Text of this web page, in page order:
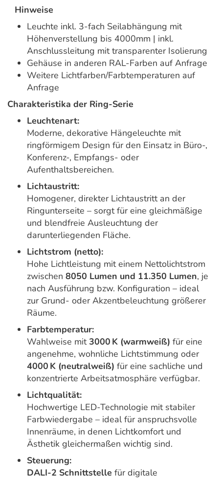
Hinweise
Leuchte inkl. 3-fach Seilabhängung mit
Höhenverstellung bis 4000mm | inkl.
Anschlussleitung mit transparenter Isolierung
Gehäuse in anderen RAL-Farben auf Anfrage
Weitere Lichtfarben/Farbtemperaturen auf
Anfrage
Charakteristika der Ring-Serie
Leuchtenart:
Moderne, dekorative Hängeleuchte mit
ringförmigem Design für den Einsatz in Büro-,
Konferenz-, Empfangs- oder
Aufenthaltsbereichen.
Lichtaustritt:
Homogener, direkter Lichtaustritt an der
Ringunterseite – sorgt für eine gleichmäßige
und blendfreie Ausleuchtung der
darunterliegenden Fläche.
Lichtstrom (netto):
Hohe Lichtleistung mit einem Nettolichtstrom
zwischen 8050 Lumen und 11.350 Lumen, je
nach Ausführung bzw. Konfiguration – ideal
zur Grund- oder Akzentbeleuchtung größerer
Räume.
Farbtemperatur:
Wahlweise mit3000 K (warmweiß) für eine
angenehme, wohnliche Lichtstimmung oder
4000 K (neutralweiß) für eine sachliche und
konzentrierte Arbeitsatmosphäre verfügbar.
Lichtqualität:
Hochwertige LED-Technologie mit stabiler
Farbwiedergabe – ideal für anspruchsvolle
Innenräume, in denen Lichtkomfort und
Ästhetik gleichermaßen wichtig sind.
Steuerung:
DALI-2 Schnittstelle für digitale